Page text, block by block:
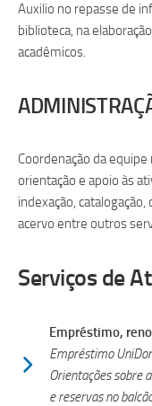
Auxilio no repasse de
biblioteca, na
acadêmicos.
Coordenação da
orientação e apoio às
indexação,
acervo entre outros
Serviços de
Empréstimo,
Empréstimo
Orientações sobre
e reservas no